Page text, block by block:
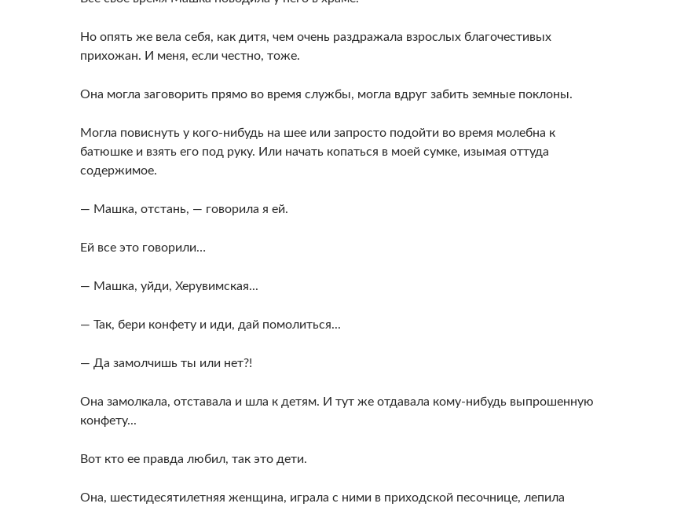
Но опять же вела себя, как дитя, чем очень раздражала взрослых благочестивых
прихожан. И меня, если честно, тоже.
Она могла заговорить прямо во время службы, могла вдруг забить земные поклоны.
Могла повиснуть у кого-нибудь на шее или запросто подойти во время молебна к
батюшке и взять его под руку. Или начать копаться в моей сумке, изымая оттуда
содержимое.
— Машка, отстань, — говорила я ей.
Ей все это говорили…
— Машка, уйди, Херувимская...
— Так, бери конфету и иди, дай помолиться...
— Да замолчишь ты или нет?!
Она замолкала, отставала и шла к детям. И тут же отдавала кому-нибудь выпрошенную
конфету...
Вот кто ее правда любил, так это дети.
Она, шестидесятилетняя женщина, играла с ними в приходской песочнице, лепила